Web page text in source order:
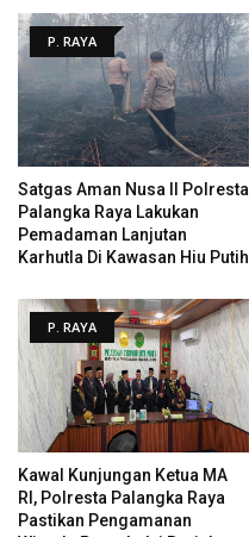
P. RAYA
Satgas Aman Nusa II Polresta
Palangka Raya Lakukan
Pemadaman Lanjutan
Karhutla Di Kawasan Hiu Putih
P. RAYA
Kawal Kunjungan Ketua MA
RI, Polresta Palangka Raya
Pastikan Pengamanan